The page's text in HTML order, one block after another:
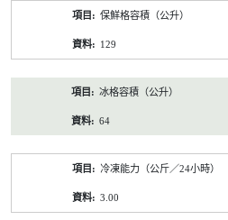
保鮮格容積（公升）
129
冰格容積（公升）
64
冷凍能力（公斤／24小時）
3.00